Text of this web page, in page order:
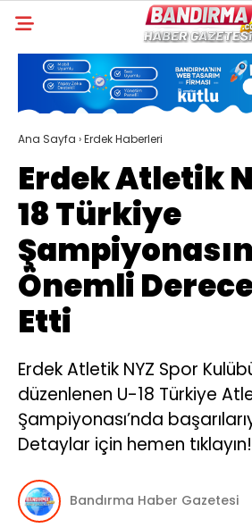
Ana Sayfa ›Erdek Haberleri
Erdek Atletik
18 Türkiye
Önemli
Etti
Erdek Atletik NYZ Spor
düzenlenen U-18 Türkiye
Şampiyonası’nda
Detaylar için hemen tıklayın!
Bandırma Haber Gazetesi